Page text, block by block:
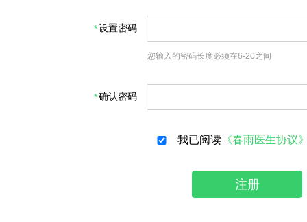
设置密码
您输入的密码长度必须在6-20之间
确认密码
我已阅读 《春雨医生协议
注册